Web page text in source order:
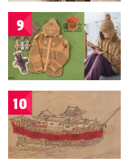
9
10